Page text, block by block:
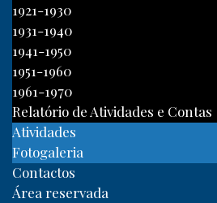
1921-1930
1931-1940
1941-1950
1951-1960
1961-1970
Relatório de Atividades e Contas
Atividades
Fotogaleria
Contactos
Área reservada